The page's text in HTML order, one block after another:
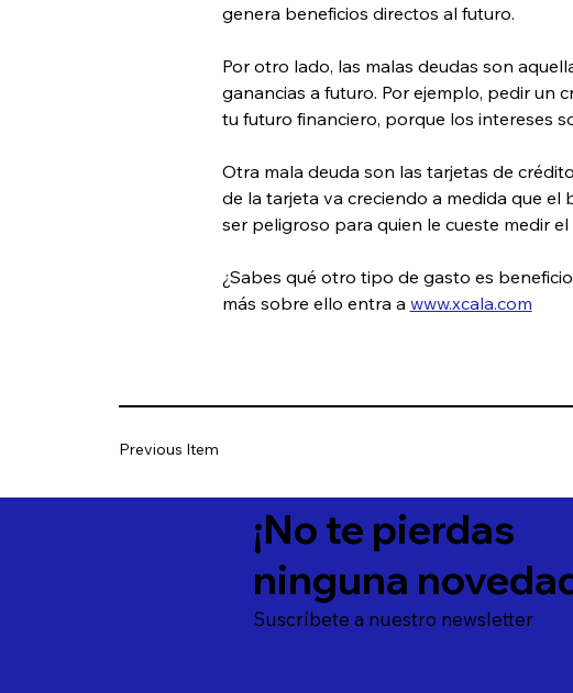
genera beneficios directos al futuro.
Por otro lado, las malas deudas son
ganancias a futuro. Por ejemplo, pedir un
tu futuro financiero, porque los intereses
Otra mala deuda son las tarjetas de
de la tarjeta va creciendo a medida que
ser peligroso para quien le cueste medir
¿Sabes qué otro tipo de gasto es
más sobre ello entra a www.xcala.com
Previous Item
¡No te pierdas
ninguna
Suscríbete a nuestro newsletter